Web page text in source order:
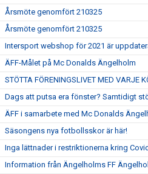
Årsmöte genomfört 210325
Årsmöte genomfört 210325
Intersport webshop för 2021 är
ÄFF-Målet på Mc Donalds Ängelholm
STÖTTA FÖRENINGSLIVET MED VARJE
Dags att putsa era fönster? Samtidigt
ÄFF i samarbete med Mc Donalds
Säsongens nya fotbollsskor är här!
Inga lättnader i restriktionerna kring
Information från Ängelholms FF